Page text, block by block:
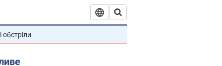
обстріли